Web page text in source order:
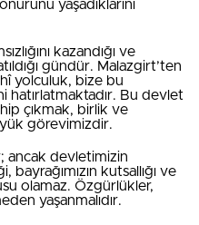
yaşadıklarını
kazandığı ve
gündür. Malazgirt’ten
yolculuk, bize bu
hatırlatmaktadır. Bu devlet
çıkmak, birlik ve
görevimizdir.
ancak devletimizin
kutsallığı ve
olamaz. Özgürlükler,
yaşanmalıdır.